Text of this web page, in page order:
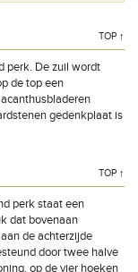
TOP ↑
perk. De zuil wordt
de top een
gedenkplaat is
TOP ↑
perk staat een
dat bovenaan
de achterzijde
door twee halve
op de vier hoeken